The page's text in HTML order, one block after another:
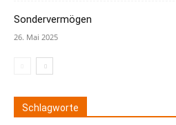
Sondervermögen
26. Mai 2025
Schlagworte